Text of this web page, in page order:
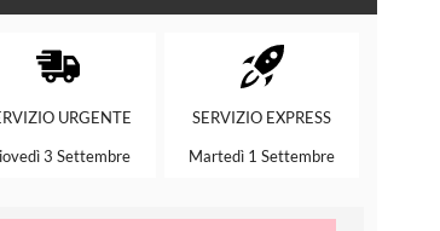
URGENTE
3 Settembre
SERVIZIO EXPRESS
Martedì 1 Settembre